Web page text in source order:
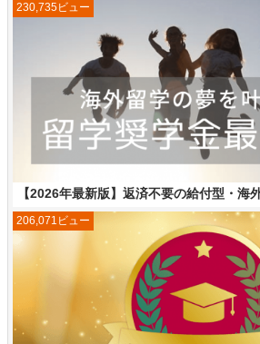
【2026年最新版】返済不要の給付型・海
230,735ビュー
206,071ビュー